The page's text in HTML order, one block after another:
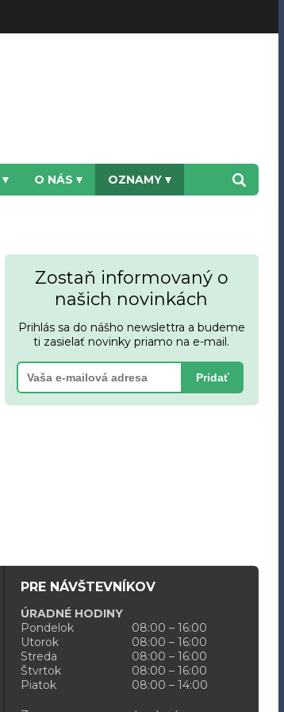
O NÁS OZNAMY
Zostaň informovaný o
našich novinkách
Prihlás sa do nášho newslettra a budeme
ti zasielať novinky priamo na e-mail.
Pridať
PRE NÁVŠTEVNÍKOV
ÚRADNÉ HODINY
Pondelok
08:00 – 16:00
Utorok
08:00 – 16:00
Streda
08:00 – 16:00
Štvrtok
08:00 – 16:00
Piatok
08:00 – 14:00